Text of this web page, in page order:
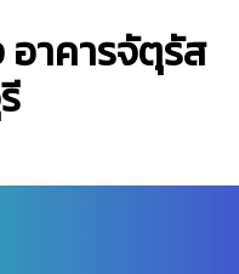
าคารจัตุรัส